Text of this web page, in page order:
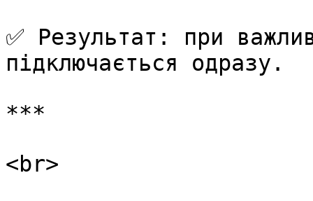
✅ Результат: при
підключається одразу.
***
<br>